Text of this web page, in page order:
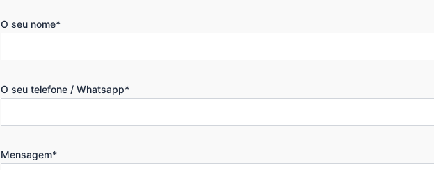
O seu nome*
O seu telefone / Whatsapp*
Mensagem*